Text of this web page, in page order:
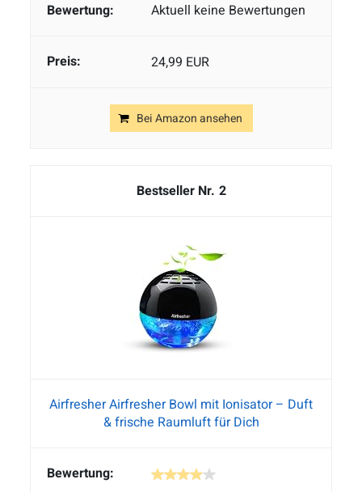
Aktuell keine Bewertungen
24,99 EUR
Bei Amazon ansehen
2
Airfresher Airfresher Bowl mit Ionisator – Duft
& frische Raumluft für Dich